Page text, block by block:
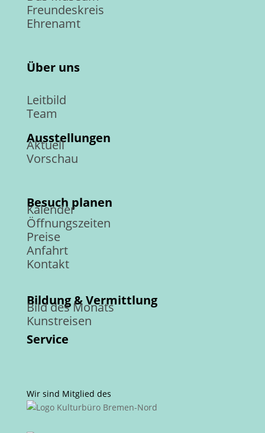
Freundeskreis
Ehrenamt
Über uns
Leitbild
Team
Ausstellungen
Aktuell
Vorschau
Besuch planen
Kalender
Öffnungszeiten
Preise
Anfahrt
Kontakt
Bildung & Vermittlung
Bild des Monats
Kunstreisen
Service
Wir sind Mitglied des